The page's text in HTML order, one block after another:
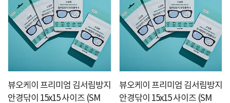
뷰오케이 프리미엄 김서림방지
안경닦이 15x15 사이즈 (SM
뷰오케이 프리미엄 김서림방지
안경닦이 15x15 사이즈 (SM